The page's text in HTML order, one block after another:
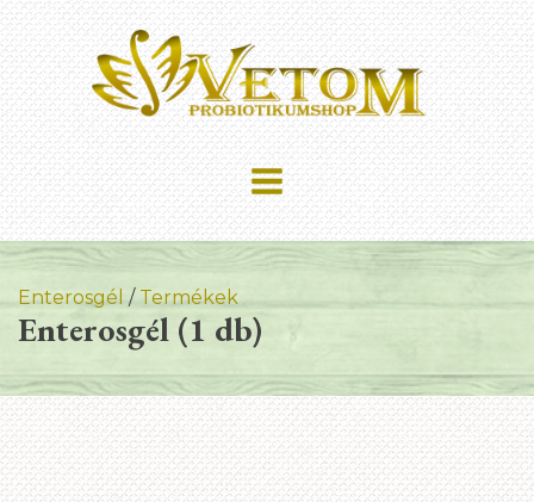
Enterosgél / Termékek
Enterosgél (1 db)